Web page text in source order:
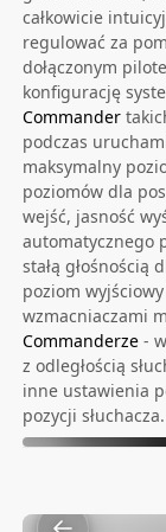
całkowicie
regulować za
dołączonym
konfigurację
Commander
podczas
maksymalny
poziomów dla
wejść, jasność
automatycznego
stałą głośnością
poziom
wzmacniaczami
Commanderze-
z odległością
inne ustawienia
pozycji słuchacza.